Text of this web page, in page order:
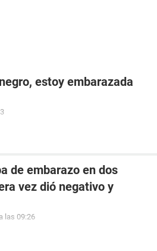
estoy embarazada
de embarazo en dos
vez dió negativo y
las 09:26